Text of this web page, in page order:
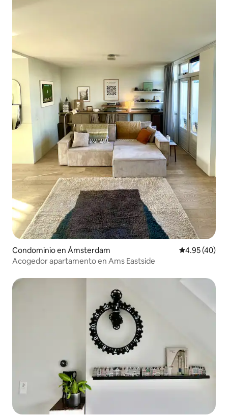
Condominio en Ámsterdam Calificación
4.95 (40)
Acogedor apartamento en Ams Eastside